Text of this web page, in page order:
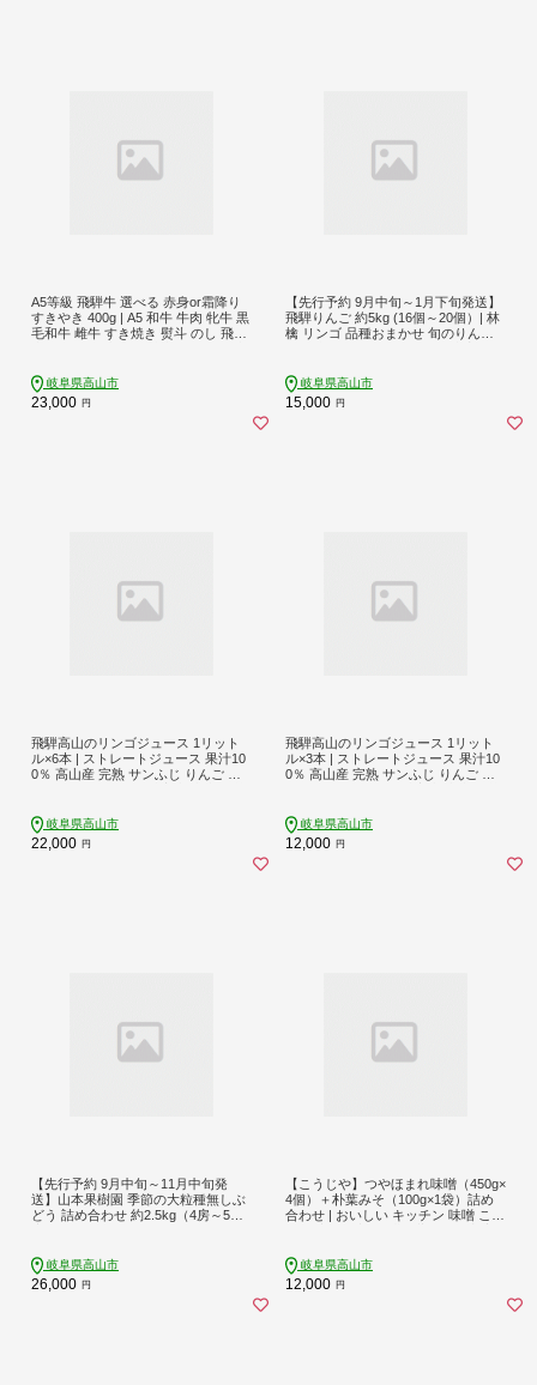
A5等級 飛騨牛 選べる 赤身or霜降り
すきやき 400g | A5 和牛 牛肉 牝牛 黒
毛和牛 雌牛 すき焼き 熨斗 のし 飛騨
やき 牛肉 飛騨牛 すきやき 牛肉 飛騨
牛 すきやき 牛肉 飛騨牛 すきやき 牛
肉 飛騨牛 すきやき 牛肉 飛騨牛 すき
岐阜県高山市
23,000 円
【先行予約 9月中旬～1月下旬発送】
飛騨りんご 約5kg (16個～20個）| 林
檎 リンゴ 品種おまかせ 旬のりんご
岐阜県高山市
15,000 円
飛騨高山のリンゴジュース 1リット
ル×6本 | ストレートジュース 果汁10
0％ 高山産 完熟 サンふじ りんご 林
岐阜県高山市
22,000 円
飛騨高山のリンゴジュース 1リット
ル×3本 | ストレートジュース 果汁10
0％ 高山産 完熟 サンふじ りんご 林
岐阜県高山市
12,000 円
【先行予約 9月中旬～11月中旬発
送】山本果樹園 季節の大粒種無しぶ
どう 詰め合わせ 約2.5kg（4房～5
岐阜県高山市
26,000 円
【こうじや】つやほまれ味噌（450g×
4個）＋朴葉みそ（100g×1袋）詰め
合わせ | おいしい キッチン 味噌 こう
岐阜県高山市
12,000 円